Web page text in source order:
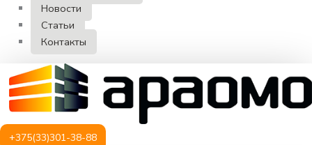
Новости
Статьи
Контакты
+375(33)301-38-88